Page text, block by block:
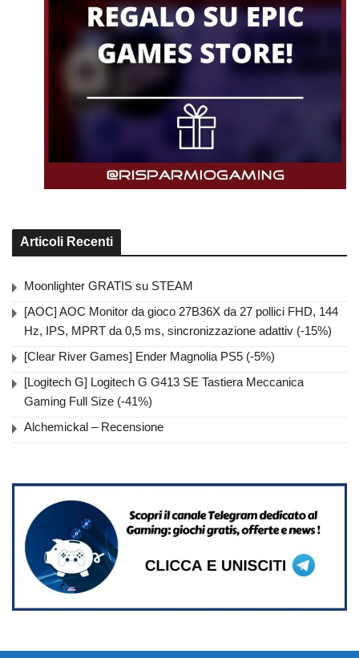
Articoli Recenti
Moonlighter GRATIS su STEAM
[AOC] AOC Monitor da gioco 27B36X da 27 pollici FHD, 144
Hz, IPS, MPRT da 0,5 ms, sincronizzazione adattiv (-15%)
[Clear River Games] Ender Magnolia PS5 (-5%)
[Logitech G] Logitech G G413 SE Tastiera Meccanica
Gaming Full Size (-41%)
Alchemickal – Recensione